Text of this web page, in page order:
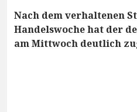
Nach dem verhaltenen
Handelswoche hat der
am Mittwoch deutlich